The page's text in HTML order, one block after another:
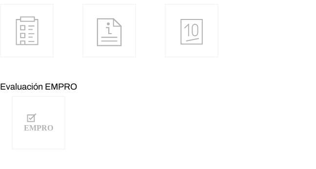
Evaluación EMPRO